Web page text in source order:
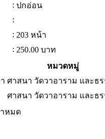
: ปกอ่อน
:
: 203 หน้า
: 250.00 บาท
หมวดหมู่
ศาสนา วัดวาอาราม และธ
ศาสนา วัดวาอาราม และธ
หมด